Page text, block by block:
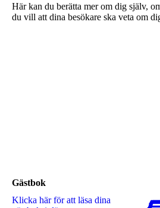
Här kan du berätta mer om dig själv,
du vill att dina besökare ska veta om
Gästbok
Klicka här för att läsa dina